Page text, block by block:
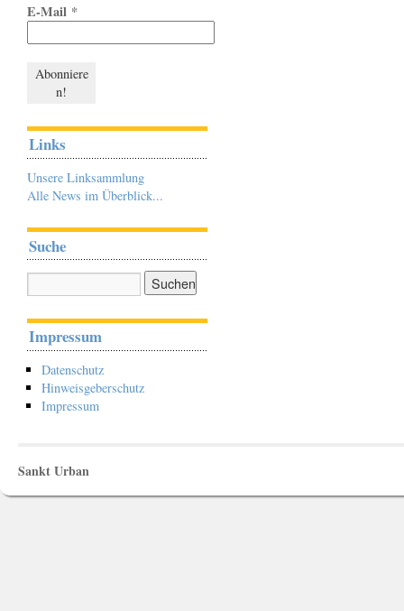
E-Mail *
Links
Unsere Linksammlung
Alle News im Überblick...
Suche
Impressum
Datenschutz
Hinweisgeberschutz
Impressum
Sankt Urban